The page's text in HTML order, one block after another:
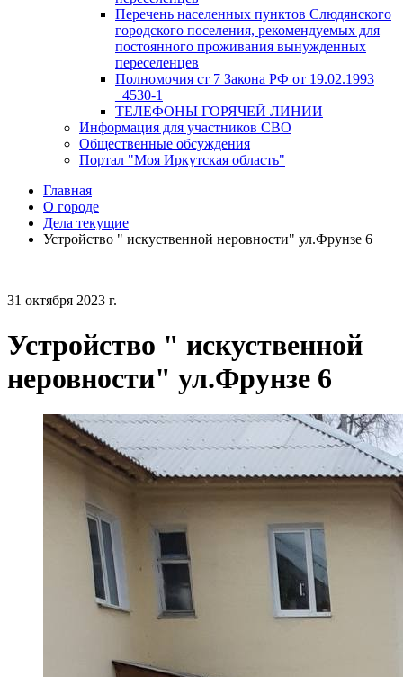
Перечень населенных пунктов Слюдянского
городского поселения, рекомендуемых для
постоянного проживания вынужденных
переселенцев
Полномочия ст 7 Закона РФ от 19.02.1993
_4530-1
ТЕЛЕФОНЫ ГОРЯЧЕЙ ЛИНИИ
Информация для участников СВО
Общественные обсуждения
Портал "Моя Иркутская область"
Главная
О городе
Дела текущие
Устройство " искуственной неровности" ул.Фрунзе 6
31 октября 2023 г.
Устройство " искуственной
неровности" ул.Фрунзе 6